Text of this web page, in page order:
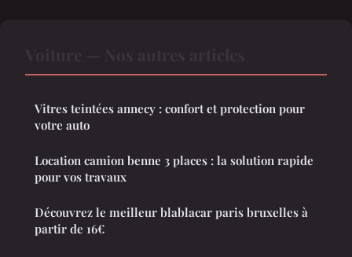
Vitres teintées annecy : confort et protection pour
votre auto
Location camion benne 3 places : la solution rapide
pour vos travaux
Découvrez le meilleur blablacar paris bruxelles à
partir de 16€